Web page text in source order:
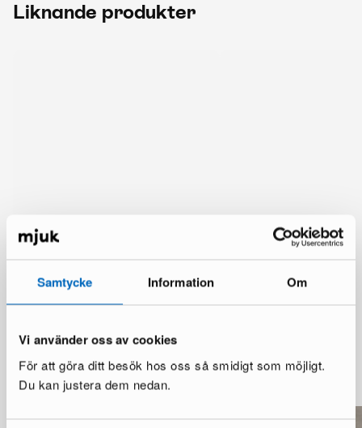
Samtycke Information Om
Vi använder oss av cookies
För att göra ditt besök hos oss så smidigt som möjligt.
Du kan justera dem nedan.
Liknande produkter
Du kanske också gillar
Visa mer